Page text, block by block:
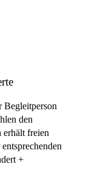
Begleitperson
den
erhält freien
+